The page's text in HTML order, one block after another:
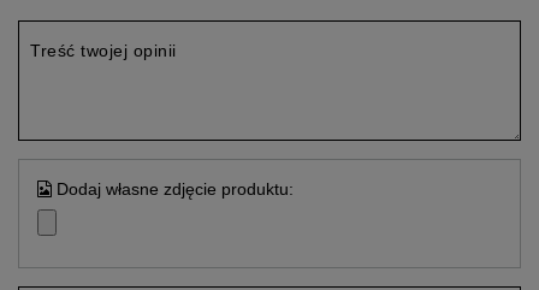
Treść twojej opinii
Dodaj własne zdjęcie produktu: